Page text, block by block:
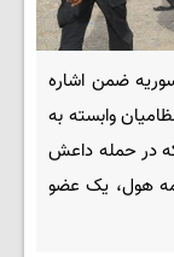
ضمن اشاره
وابسته به
در حمله داعش
هول، یک عضو